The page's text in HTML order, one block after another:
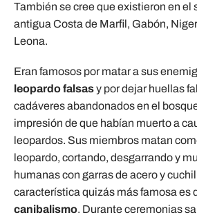
También se cree que existieron en el
antigua Costa de Marfil, Gabón,
Leona.
Eran famosos por matar a sus
leopardo falsasy por dejar huellas
cadáveres abandonados en el
impresión de que habían muerto a
leopardos. Sus miembros matan
leopardo, cortando, desgarrando y
humanas con garras de acero y
característica quizás más famosa es
canibalismo. Durante ceremonias